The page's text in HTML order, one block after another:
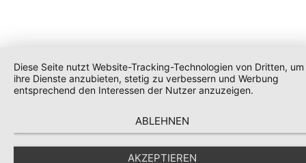
Diese Seite nutzt Website-Tracking-Technologien von Dritten, um
ihre Dienste anzubieten, stetig zu verbessern und Werbung
entsprechend den Interessen der Nutzer anzuzeigen.
ABLEHNEN
AKZEPTIEREN